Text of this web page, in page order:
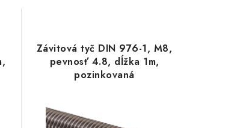
Závitová tyč DIN 976-1, M8,
pevnosť 4.8, dĺžka 1m,
pozinkovaná